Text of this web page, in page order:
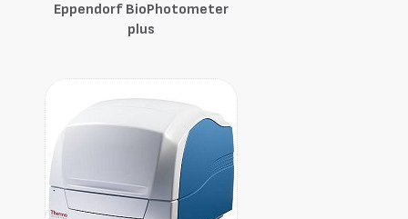
Eppendorf BioPhotometer
plus